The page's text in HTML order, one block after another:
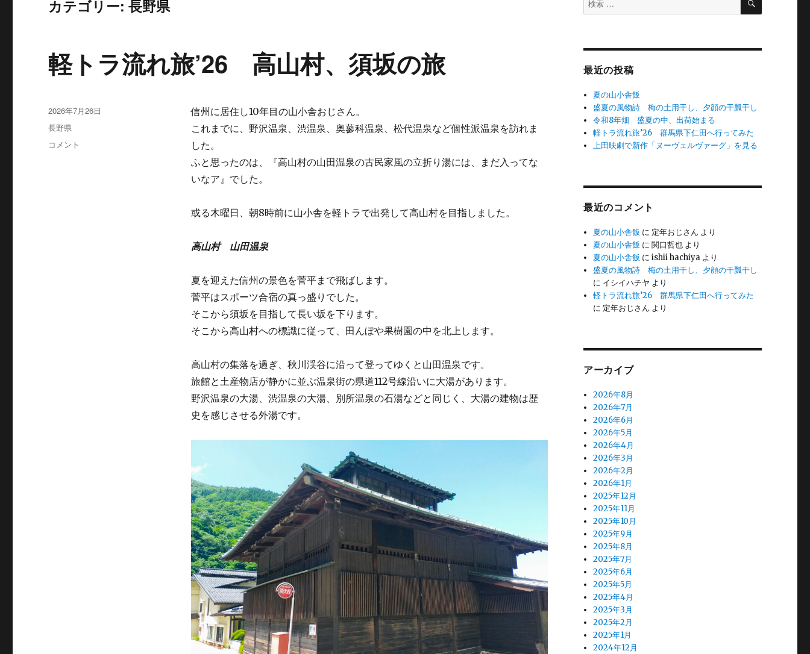
カテゴリー:長野県
軽トラ流れ旅’26 高山村、須坂の旅
信州に居住し10年目の山小舎おじさん。
これまでに、野沢温泉、渋温泉、奥蓼科温泉、松代温泉など個性派温泉を訪れま
した。
ふと思ったのは、『高山村の山田温泉の古民家風の立折り湯には、まだ入ってな
いなア』でした。
或る木曜日、朝8時前に山小舎を軽トラで出発して高山村を目指しました。
高山村 山田温泉
夏を迎えた信州の景色を菅平まで飛ばします。
菅平はスポーツ合宿の真っ盛りでした。
そこから須坂を目指して長い坂を下ります。
そこから高山村への標識に従って、田んぼや果樹園の中を北上します。
高山村の集落を過ぎ、秋川渓谷に沿って登ってゆくと山田温泉です。
旅館と土産物店が静かに並ぶ温泉街の県道112号線沿いに大湯があります。
野沢温泉の大湯、渋温泉の大湯、別所温泉の石湯などと同じく、大湯の建物は歴
史を感じさせる外湯です。
投
稿
2026年7月26日
カ
テ
長野県
軽
コメント
索
最近の投稿
夏の山小舎飯
盛夏の風物詩 梅の土用干し、夕顔の干瓢干し
令和8年畑 盛夏の中、出荷始まる
軽トラ流れ旅’26 群馬県下仁田へ行ってみた
上田映劇で新作「ヌーヴェルヴァーグ」を見る
最近のコメント
夏の山小舎飯 に 定年おじさん より
夏の山小舎飯 に関口哲也 より
夏の山小舎飯 にishii hachiya より
盛夏の風物詩 梅の土用干し、夕顔の干瓢干し
に イシイハチヤ より
軽トラ流れ旅’26 群馬県下仁田へ行ってみた
に 定年おじさん より
アーカイブ
2026年8月
2026年7月
2026年6月
2026年5月
2026年4月
2026年3月
2026年2月
2026年1月
2025年12月
2025年11月
2025年10月
2025年9月
2025年8月
2025年7月
2025年6月
2025年5月
2025年4月
2025年3月
2025年2月
2025年1月
2024年12月